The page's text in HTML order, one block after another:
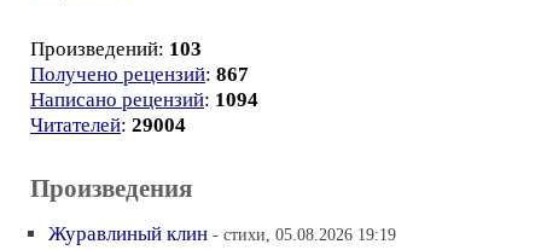
Произведений: 103
Получено рецензий: 867
Написано рецензий: 1094
Читателей: 29004
Произведения
Журавлиный клин - стихи, 05.08.2026 19:19